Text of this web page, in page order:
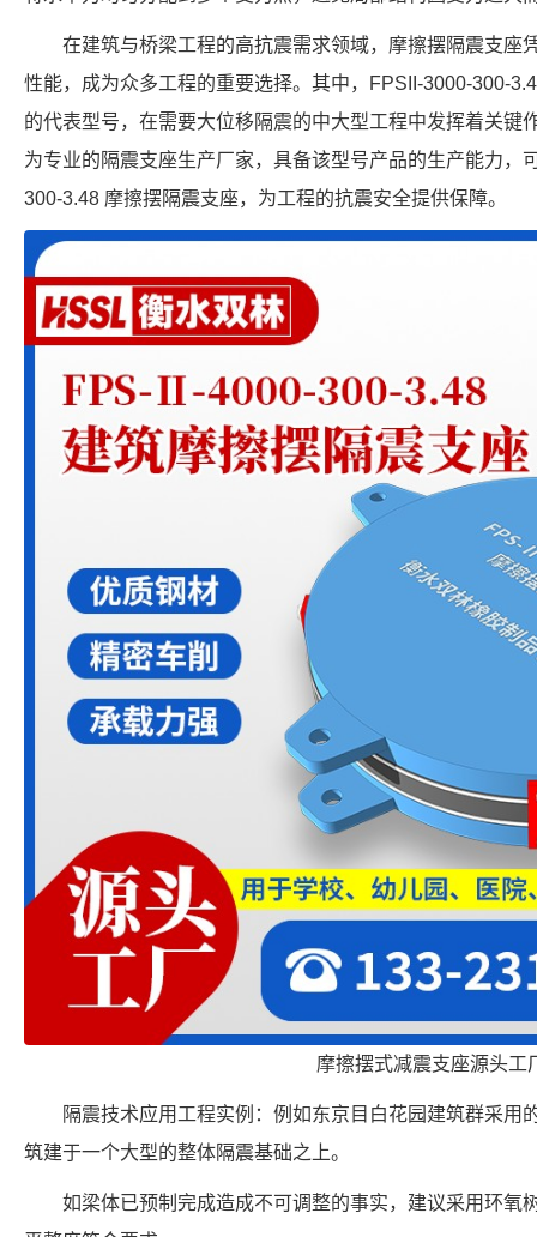
在建筑与桥梁工程的高抗震需求领域，摩擦摆隔震支座
性能，成为众多工程的重要选择。其中，FPSII-3000-300-
的代表型号，在需要大位移隔震的中大型工程中发挥着关键
为专业的隔震支座生产厂家，具备该型号产品的生产能力，
300-3.48 摩擦摆隔震支座，为工程的抗震安全提供保障。
摩擦摆式减震支座源头工
隔震技术应用工程实例：例如东京目白花园建筑群采用
筑建于一个大型的整体隔震基础之上。
如梁体已预制完成造成不可调整的事实，建议采用环氧